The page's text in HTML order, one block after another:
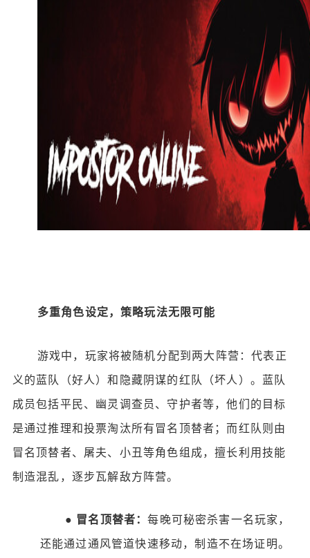
多重角色设定，策略玩法无限可能
游戏中，玩家将被随机分配到两大阵营：代表正
义的蓝队（好人）和隐藏阴谋的红队（坏人）。蓝队
成员包括平民、幽灵调查员、守护者等，他们的目标
是通过推理和投票淘汰所有冒名顶替者；而红队则由
冒名顶替者、屠夫、小丑等角色组成，擅长利用技能
制造混乱，逐步瓦解敌方阵营。
● 冒名顶替者：每晚可秘密杀害一名玩家，
还能通过通风管道快速移动，制造不在场证明。